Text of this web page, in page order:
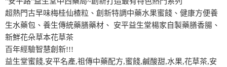
超熱門古早味梅桂仙楂粒、創新特調中藥水果蜜餞、健康方便養
生水藥包、養生傳統藥膳藥材、 安平益生堂楊家自製藥膳香腸、
新鮮花朵草本花草茶
百年經驗智慧創新!!!
益生堂蜜餞,安平名產,祖傳中藥配方,蜜餞,鹹酸甜,水果,花草茶,安